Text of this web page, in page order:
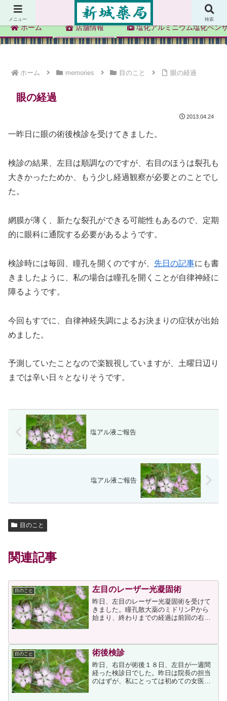
新城薬局
ホーム 店舗情報 塩化アルミニウム塩化ベン
ホーム memories 目のこと 眼の経過
眼の経過
2013.04.24
一昨日に眼の術後検診を受けてきました。
検診の結果、左目は順調なのですが、右目のほうは裂孔も
大きかったためか、もう少し経過観察が必要とのことでし
た。
網膜が薄く、新たな裂孔ができる可能性もあるので、定期
的に眼科に通院する必要があるようです。
検診時には毎回、瞳孔を開くのですが、 先日の記事にも書
きましたように、私の場合は瞳孔を開くことが自律神経に
障るようです。
今回もすでに、自律神経失調によるお決まりの症状が出始
めました。
予測していたことなので楽観視していますが、土曜日辺り
までは辛い日々となりそうです。
塩アル液ご報告
塩アル液ご報告
目のこと
関連記事
目のこと 左目のレーザー光凝固術
昨日、左目のレーザー光凝固術を受けて
きました。瞳孔散大薬のミドリンPから
始まり、終わりまでの経過は前回の右目
れませんでした。その際の...
目のこと 術後検診
昨日、右目が術後１８日、左目が一週間
経った検診日でした。昨日は院長の担当
のはずが、私にとっては初めての女医さ
メニュー 検索